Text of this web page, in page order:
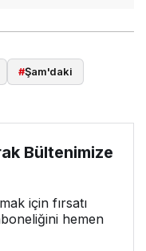
#Şam'daki
Bültenimize
için fırsatı
hemen